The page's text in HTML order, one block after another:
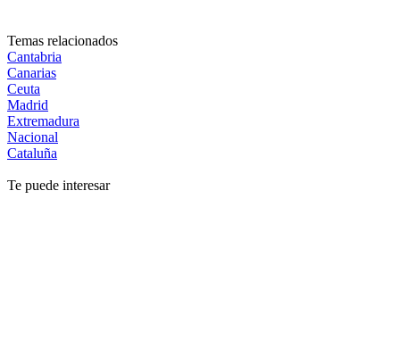
Temas relacionados
Cantabria
Canarias
Ceuta
Madrid
Extremadura
Nacional
Cataluña
Te puede interesar